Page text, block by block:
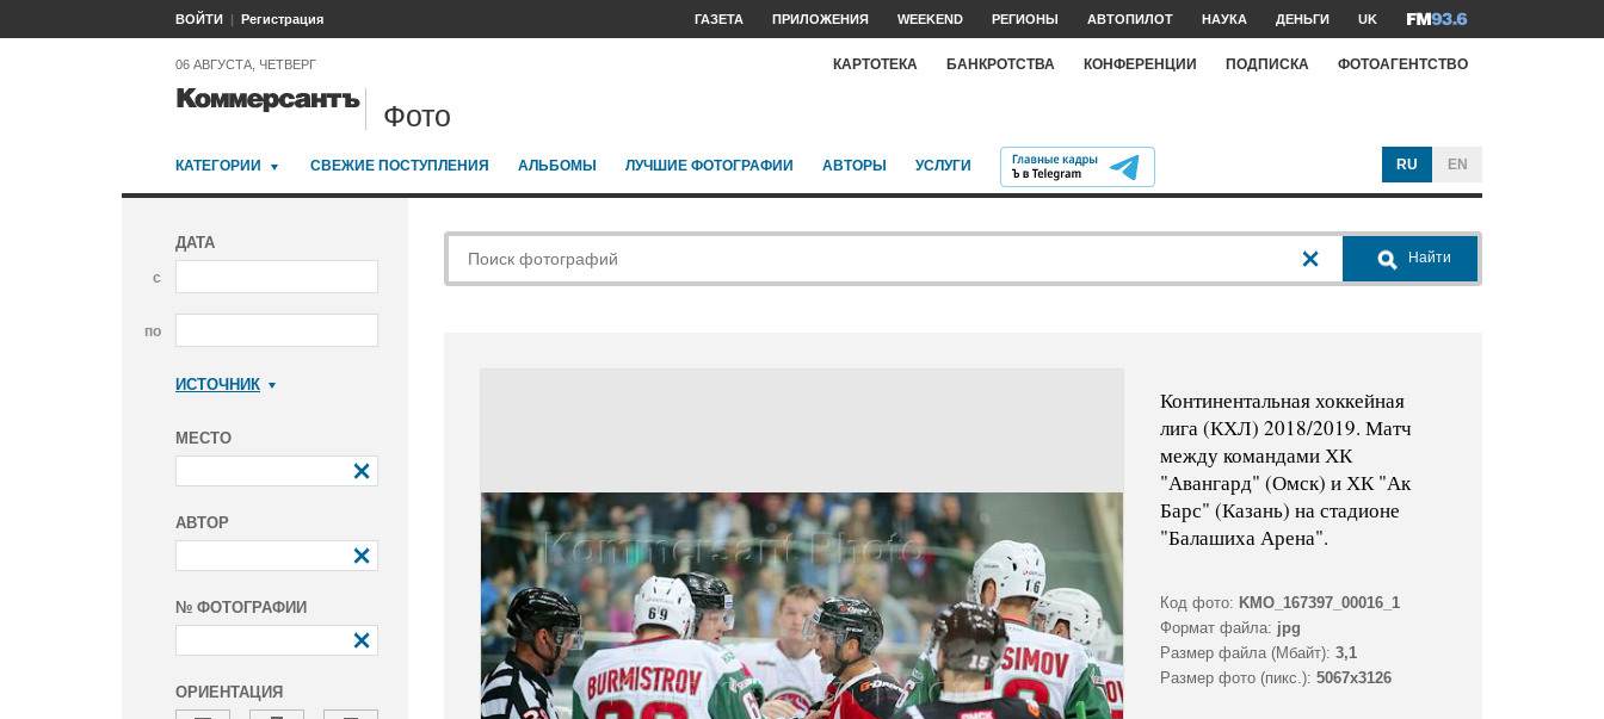
ВОЙТИ Регистрация ГАЗЕТА ПРИЛОЖЕНИЯ WEEKEND РЕГИОНЫ АВТОПИЛОТ НАУКА ДЕНЬГИ UK
06 АВГУСТА, ЧЕТВЕРГ КАРТОТЕКА БАНКРОТСТВА КОНФЕРЕНЦИИ ПОДПИСКА ФОТОАГЕНТСТВО
Фото
КАТЕГОРИИ СВЕЖИЕ ПОСТУПЛЕНИЯ АЛЬБОМЫ ЛУЧШИЕ ФОТОГРАФИИ АВТОРЫ УСЛУГИ RU EN
ДАТА
с
по
ИСТОЧНИК
МЕСТО
АВТОР
№ ФОТОГРАФИИ
ОРИЕНТАЦИЯ
Найти
Континентальная хоккейная
лига (КХЛ) 2018/2019. Матч
между командами ХК
"Авангард" (Омск) и ХК "Ак
Барс" (Казань) на стадионе
"Балашиха Арена".
Код фото: KMO_167397_00016_1
Формат файла: jpg
Размер файла (Мбайт): 3,1
Размер фото (пикс.): 5067x3126